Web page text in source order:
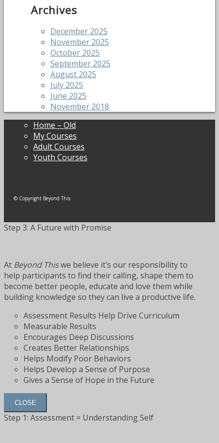
Archives
December 2025
November 2025
October 2025
September 2025
August 2025
July 2025
June 2025
November 2018
Home – Old
My Courses
Adult Courses
Youth Courses
© Copyright Beyond This
Step 3: A Future with Promise
At Beyond Thiswe believe it’s our responsibility to
help participants to find their calling, shape them to
become better people, educate and love them while
building knowledge so they can live a productive life.
Assessment Results Help Drive Curriculum
Measurable Results
Encourages Deep Discussions
Creates Better Relationships
Helps Modify Poor Behaviors
Helps Develop a Sense of Purpose
Gives a Sense of Hope in the Future
CLOSE
Step 1: Assessment = Understanding Self